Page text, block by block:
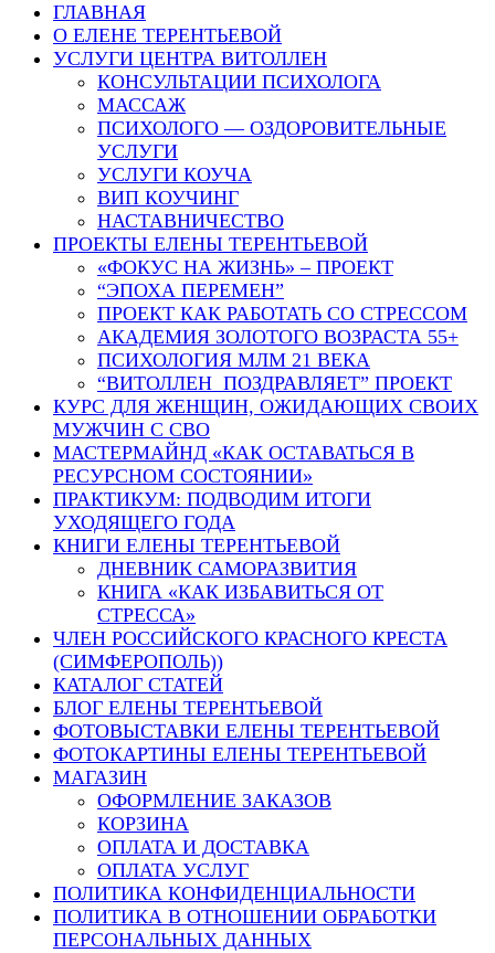
ГЛАВНАЯ
О ЕЛЕНЕ ТЕРЕНТЬЕВОЙ
УСЛУГИ ЦЕНТРА ВИТОЛЛЕН
КОНСУЛЬТАЦИИ ПСИХОЛОГА
МАССАЖ
ПСИХОЛОГО — ОЗДОРОВИТЕЛЬНЫЕ
УСЛУГИ
УСЛУГИ КОУЧА
ВИП КОУЧИНГ
НАСТАВНИЧЕСТВО
ПРОЕКТЫ ЕЛЕНЫ ТЕРЕНТЬЕВОЙ
«ФОКУС НА ЖИЗНЬ» – ПРОЕКТ
“ЭПОХА ПЕРЕМЕН”
ПРОЕКТ КАК РАБОТАТЬ СО СТРЕССОМ
АКАДЕМИЯ ЗОЛОТОГО ВОЗРАСТА 55+
ПСИХОЛОГИЯ МЛМ 21 ВЕКА
“ВИТОЛЛЕН ПОЗДРАВЛЯЕТ” ПРОЕКТ
КУРС ДЛЯ ЖЕНЩИН, ОЖИДАЮЩИХ СВОИХ
МУЖЧИН С СВО
МАСТЕРМАЙНД «КАК ОСТАВАТЬСЯ В
РЕСУРСНОМ СОСТОЯНИИ»
ПРАКТИКУМ: ПОДВОДИМ ИТОГИ
УХОДЯЩЕГО ГОДА
КНИГИ ЕЛЕНЫ ТЕРЕНТЬЕВОЙ
ДНЕВНИК САМОРАЗВИТИЯ
КНИГА «КАК ИЗБАВИТЬСЯ ОТ
СТРЕССА»
ЧЛЕН РОССИЙСКОГО КРАСНОГО КРЕСТА
(СИМФЕРОПОЛЬ))
КАТАЛОГ СТАТЕЙ
БЛОГ ЕЛЕНЫ ТЕРЕНТЬЕВОЙ
ФОТОВЫСТАВКИ ЕЛЕНЫ ТЕРЕНТЬЕВОЙ
ФОТОКАРТИНЫ ЕЛЕНЫ ТЕРЕНТЬЕВОЙ
МАГАЗИН
ОФОРМЛЕНИЕ ЗАКАЗОВ
КОРЗИНА
ОПЛАТА И ДОСТАВКА
ОПЛАТА УСЛУГ
ПОЛИТИКА КОНФИДЕНЦИАЛЬНОСТИ
ПОЛИТИКА В ОТНОШЕНИИ ОБРАБОТКИ
ПЕРСОНАЛЬНЫХ ДАННЫХ